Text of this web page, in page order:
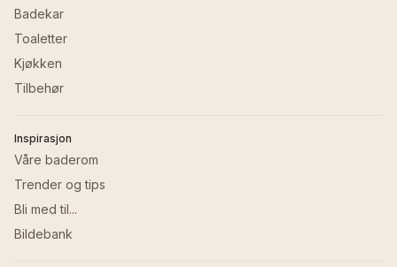
Badekar
Toaletter
Kjøkken
Tilbehør
Inspirasjon
Våre baderom
Trender og tips
Bli med til...
Bildebank